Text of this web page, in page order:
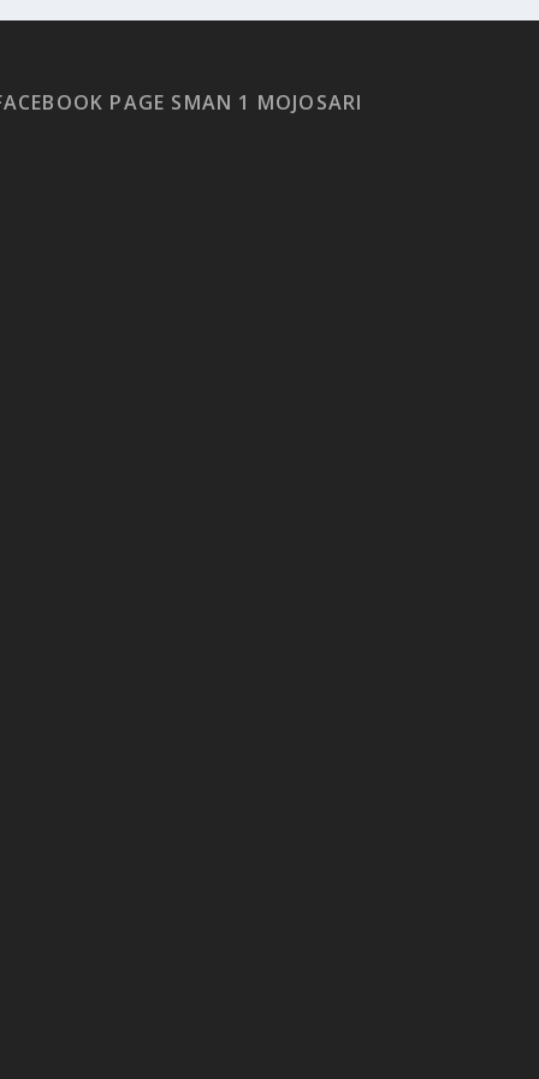
PAGE SMAN 1 MOJOSARI